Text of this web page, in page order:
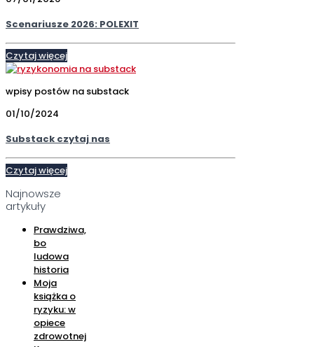
Scenariusze 2026: POLEXIT
Czytaj więcej
wpisy postów na substack
01/10/2024
Substack czytaj nas
Czytaj więcej
Najnowsze
artykuły
Prawdziwa,
bo
ludowa
historia
Moja
książka o
ryzyku: w
opiece
zdrowotnej